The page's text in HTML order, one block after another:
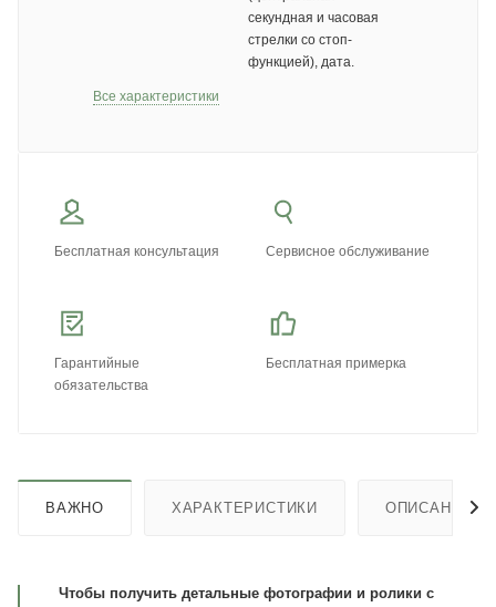
секундная и часовая
стрелки со стоп-
функцией), дата.
Все характеристики
Бесплатная консультация Сервисное обслуживание
Гарантийные
обязательства
Бесплатная примерка
ВАЖНО ХАРАКТЕРИСТИКИ ОПИСАНИЕ
Чтобы получить детальные фотографии и ролики с